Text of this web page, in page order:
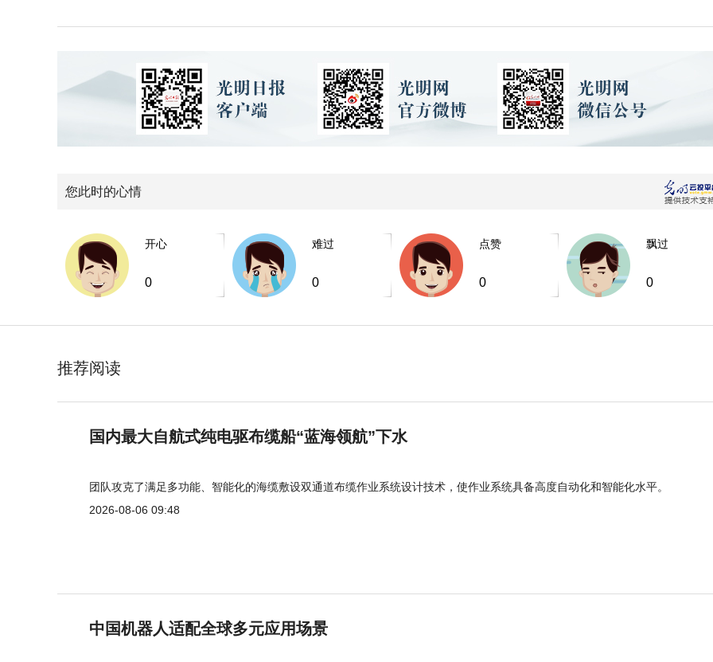
您此时的心情
开心
0
难过
0
点赞
0
飘过
0
推荐阅读
国内最大自航式纯电驱布缆船“蓝海领航”下水
团队攻克了满足多功能、智能化的海缆敷设双通道布缆作业系统设计技术，使作业系统具备高度自动化和智能化水平。
2026-08-06 09:48
中国机器人适配全球多元应用场景